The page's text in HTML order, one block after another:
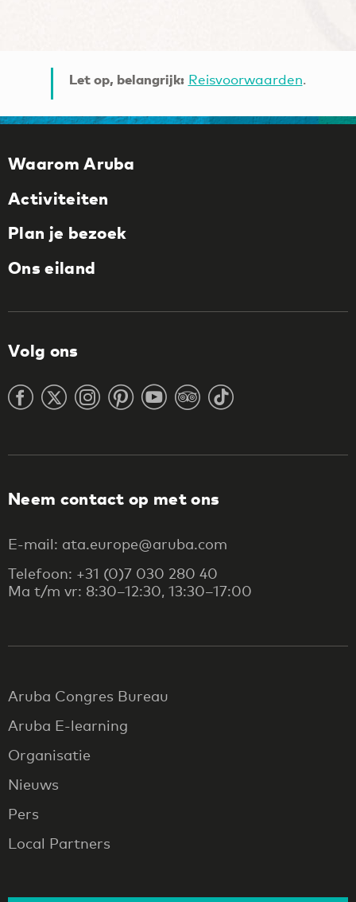
Let op, belangrijk: Reisvoorwaarden.
Waarom Aruba
Activiteiten
Plan je bezoek
Ons eiland
Volg ons
Neem contact op met ons
E-mail: ata.europe@aruba.com
Telefoon: +31 (0)7 030 280 40
Ma t/m vr: 8:30–12:30, 13:30–17:00
Aruba Congres Bureau
Aruba E-learning
Organisatie
Nieuws
Pers
Local Partners